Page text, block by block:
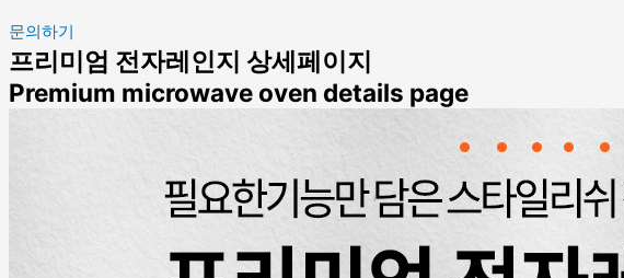
문의하기
프리미엄 전자레인지 상세페이지
Premium microwave oven details page